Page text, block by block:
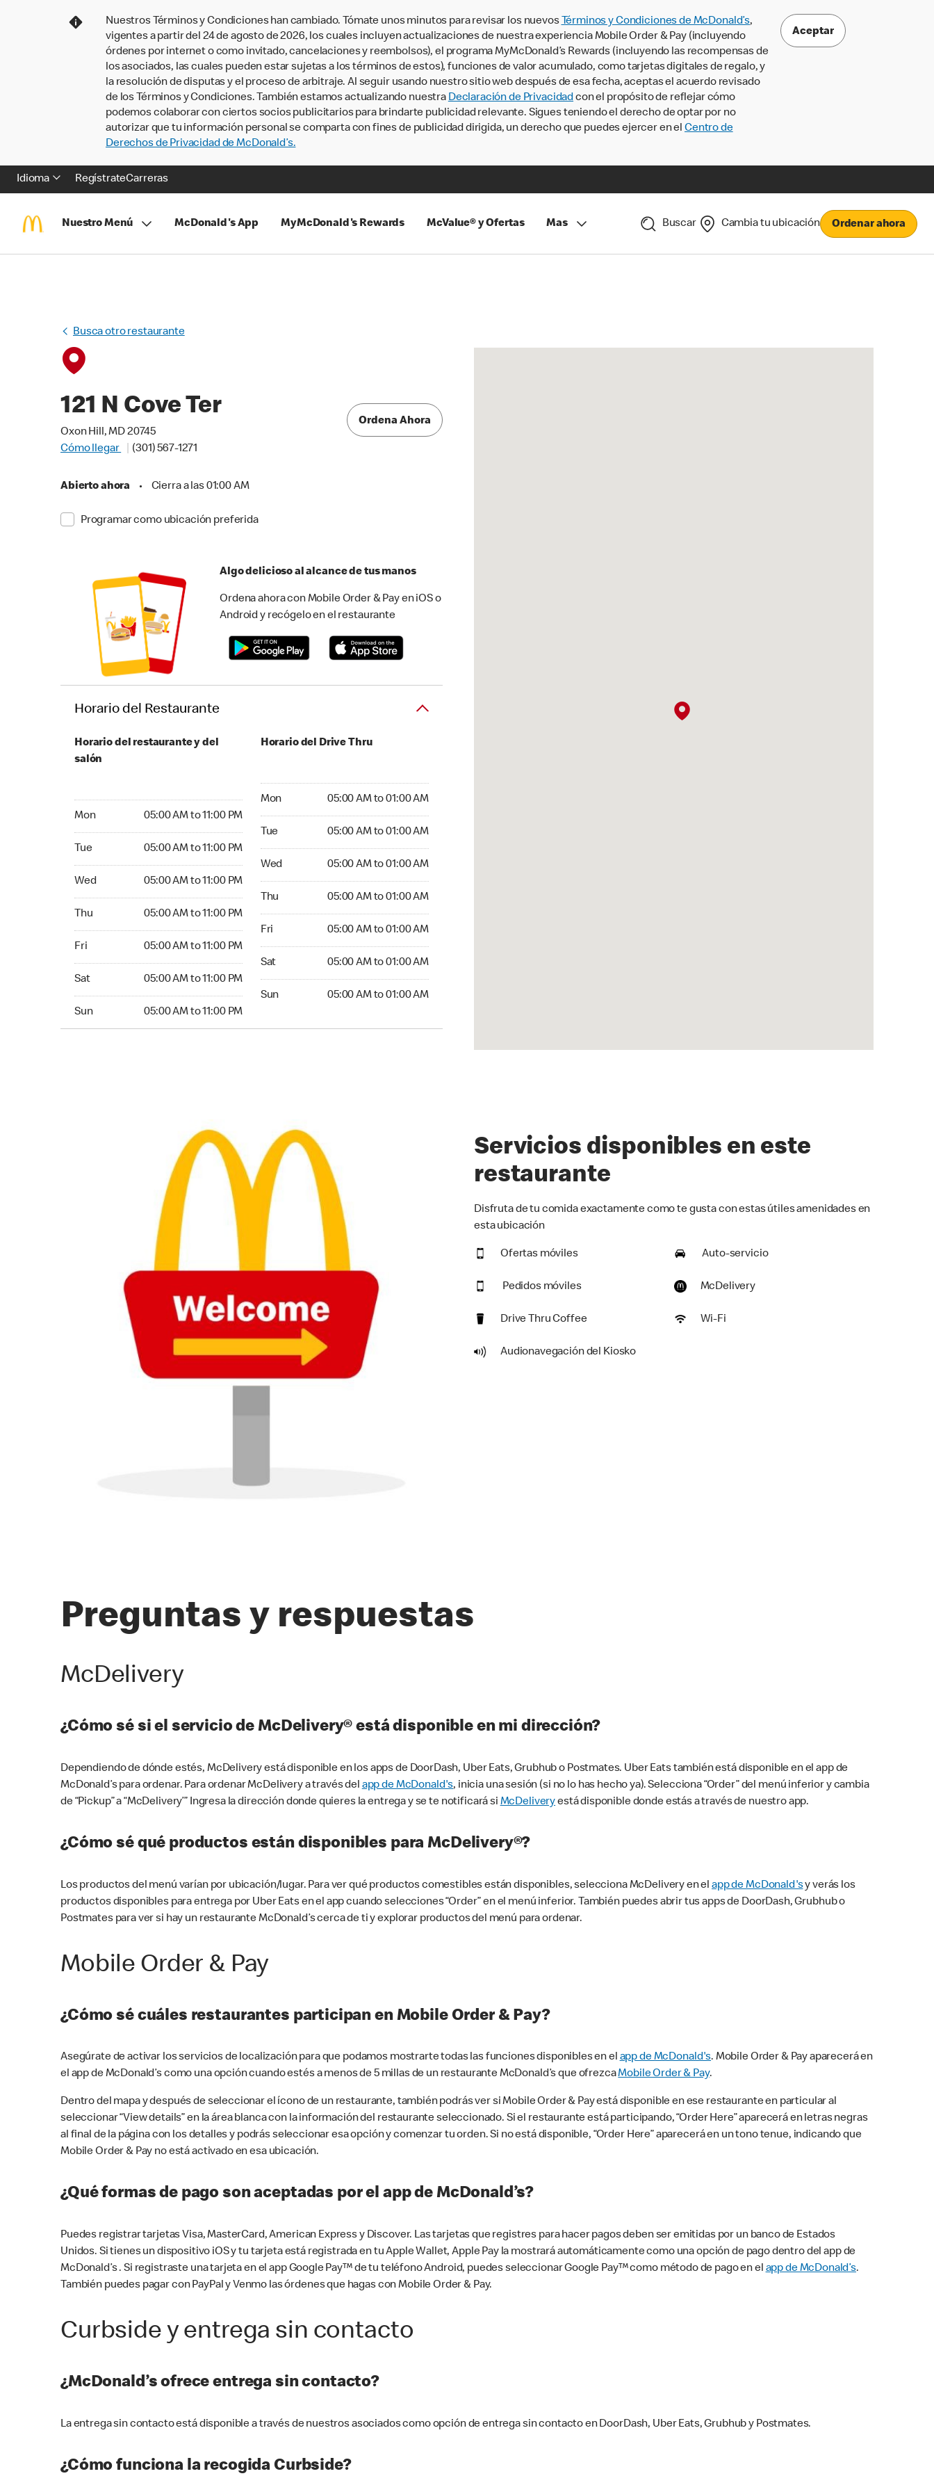
Nuestros Términos y Condiciones han cambiado. Tómate unos minutos para revisar los nuevos Términos y Condiciones de McDonald’s,
vigentes a partir del 24 de agosto de 2026, los cuales incluyen actualizaciones de nuestra experiencia Mobile Order & Pay (incluyendo
órdenes por internet o como invitado, cancelaciones y reembolsos), el programa MyMcDonald’s Rewards (incluyendo las recompensas de
los asociados, las cuales pueden estar sujetas a los términos de estos), funciones de valor acumulado, como tarjetas digitales de regalo, y
la resolución de disputas y el proceso de arbitraje. Al seguir usando nuestro sitio web después de esa fecha, aceptas el acuerdo revisado
de los Términos y Condiciones. También estamos actualizando nuestra Declaración de Privacidadcon el propósito de reflejar cómo
podemos colaborar con ciertos socios publicitarios para brindarte publicidad relevante. Sigues teniendo el derecho de optar por no
autorizar que tu información personal se comparta con fines de publicidad dirigida, un derecho que puedes ejercer en el Centro de
Derechos de Privacidad de McDonald’s.
Aceptar
Idioma RegístrateCarreras
Nuestro Menú McDonald's App MyMcDonald's Rewards McValue® y Ofertas Mas Buscar Cambia tu ubicación Ordenar ahora
Busca otro restaurante
121 N Cove Ter
Oxon Hill, MD 20745
Cómo llegar
(301) 567-1271
Abierto ahora • Cierra a las 01:00 AM
Programar como ubicación preferida
Ordena Ahora
Algo delicioso al alcance de tus manos
Ordena ahora con Mobile Order & Pay en iOS o
Android y recógelo en el restaurante
Horario del Restaurante
Horario del restaurante y del
salón
Mon 05:00 AM to 11:00 PM
Tue 05:00 AM to 11:00 PM
Wed 05:00 AM to 11:00 PM
Thu 05:00 AM to 11:00 PM
Fri 05:00 AM to 11:00 PM
Sat 05:00 AM to 11:00 PM
Sun 05:00 AM to 11:00 PM
Horario del Drive Thru
Mon 05:00 AM to 01:00 AM
Tue 05:00 AM to 01:00 AM
Wed 05:00 AM to 01:00 AM
Thu 05:00 AM to 01:00 AM
Fri 05:00 AM to 01:00 AM
Sat 05:00 AM to 01:00 AM
Sun 05:00 AM to 01:00 AM
Servicios disponibles en este
restaurante
Disfruta de tu comida exactamente como te gusta con estas útiles amenidades en
esta ubicación
Ofertas móviles Auto-servicio
Pedidos móviles McDelivery
Drive Thru Coffee Wi-Fi
Audionavegación del Kiosko
Preguntas y respuestas
McDelivery
¿Cómo sé si el servicio de McDelivery® está disponible en mi dirección?
Dependiendo de dónde estés, McDelivery está disponible en los apps de DoorDash, Uber Eats, Grubhub o Postmates. Uber Eats también está disponible en el app de
McDonald’s para ordenar. Para ordenar McDelivery a través del app de McDonald's, inicia una sesión (si no lo has hecho ya). Selecciona “Order” del menú inferior y cambia
de “Pickup” a “McDelivery’” Ingresa la dirección donde quieres la entrega y se te notificará si McDeliveryestá disponible donde estás a través de nuestro app.
¿Cómo sé qué productos están disponibles para McDelivery®?
Los productos del menú varían por ubicación/lugar. Para ver qué productos comestibles están disponibles, selecciona McDelivery en elapp de McDonald'sy verás los
productos disponibles para entrega por Uber Eats en el app cuando selecciones “Order” en el menú inferior. También puedes abrir tus apps de DoorDash, Grubhub o
Postmates para ver si hay un restaurante McDonald’s cerca de ti y explorar productos del menú para ordenar.
Mobile Order & Pay
¿Cómo sé cuáles restaurantes participan en Mobile Order & Pay?
Asegúrate de activar los servicios de localización para que podamos mostrarte todas las funciones disponibles en elapp de McDonald's. Mobile Order & Pay aparecerá en
el app de McDonald’s como una opción cuando estés a menos de 5 millas de un restaurante McDonald’s que ofrezcaMobile Order & Pay.
Dentro del mapa y después de seleccionar el ícono de un restaurante, también podrás ver si Mobile Order & Pay está disponible en ese restaurante en particular al
seleccionar “View details” en la área blanca con la información del restaurante seleccionado. Si el restaurante está participando, “Order Here” aparecerá en letras negras
al final de la página con los detalles y podrás seleccionar esa opción y comenzar tu orden. Si no está disponible, “Order Here” aparecerá en un tono tenue, indicando que
Mobile Order & Pay no está activado en esa ubicación.
¿Qué formas de pago son aceptadas por el app de McDonald’s?
Puedes registrar tarjetas Visa, MasterCard, American Express y Discover. Las tarjetas que registres para hacer pagos deben ser emitidas por un banco de Estados
Unidos. Si tienes un dispositivo iOS y tu tarjeta está registrada en tu Apple Wallet, Apple Pay la mostrará automáticamente como una opción de pago dentro del app de
McDonald’s . Si registraste una tarjeta en el app Google Pay™ de tu teléfono Android, puedes seleccionar Google Pay™ como método de pago en elapp de McDonald’s.
También puedes pagar con PayPal y Venmo las órdenes que hagas con Mobile Order & Pay.
Curbside y entrega sin contacto
¿McDonald’s ofrece entrega sin contacto?
La entrega sin contacto está disponible a través de nuestros asociados como opción de entrega sin contacto en DoorDash, Uber Eats, Grubhub y Postmates.
¿Cómo funciona la recogida Curbside?